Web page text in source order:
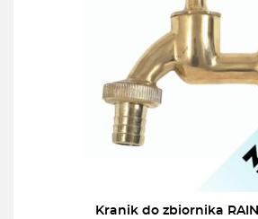
Kranik do zbiornika